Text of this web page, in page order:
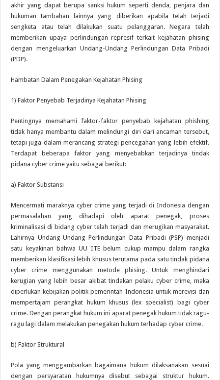
akhir yang dapat berupa sanksi hukum seperti denda, penjara dan
hukuman tambahan lainnya yang diberikan apabila telah terjadi
sengketa atau telah dilakukan suatu pelanggaran. Negara telah
memberikan upaya perlindungan represif terkait kejahatan phising
dengan mengeluarkan Undang-Undang Perlindungan Data Pribadi
(PDP).
Hambatan Dalam Penegakan Kejahatan Phising
1) Faktor Penyebab Terjadinya Kejahatan Phising
Pentingnya memahami faktor-faktor penyebab kejahatan phishing
tidak hanya membantu dalam melindungi diri dari ancaman tersebut,
tetapi juga dalam merancang strategi pencegahan yang lebih efektif.
Terdapat beberapa faktor yang menyebabkan terjadinya tindak
pidana cyber crime yaitu sebagai berikut:
a) Faktor Substansi
Mencermati maraknya cyber crime yang terjadi di Indonesia dengan
permasalahan yang dihadapi oleh aparat penegak, proses
kriminalisasi di bidang cyber telah terjadi dan merugikan masyarakat.
Lahirnya Undang-Undang Perlindungan Data Pribadi (PSP) menjadi
satu keyakinan bahwa UU ITE belum cukup mampu dalam rangka
memberikan klasifikasi lebih khusus terutama pada satu tindak pidana
cyber crime menggunakan metode phising. Untuk menghindari
kerugian yang lebih besar akibat tindakan pelaku cyber crime, maka
diperlukan kebijakan politik pemerintah Indonesia untuk merevisi dan
mempertajam perangkat hukum khusus (lex specialist) bagi cyber
crime. Dengan perangkat hukum ini aparat penegak hukum tidak ragu-
ragu lagi dalam melakukan penegakan hukum terhadap cyber crime.
b) Faktor Struktural
Pola yang menggambarkan bagaimana hukum dilaksanakan sesuai
dengan persyaratan hukumnya disebut sebagai struktur hukum.